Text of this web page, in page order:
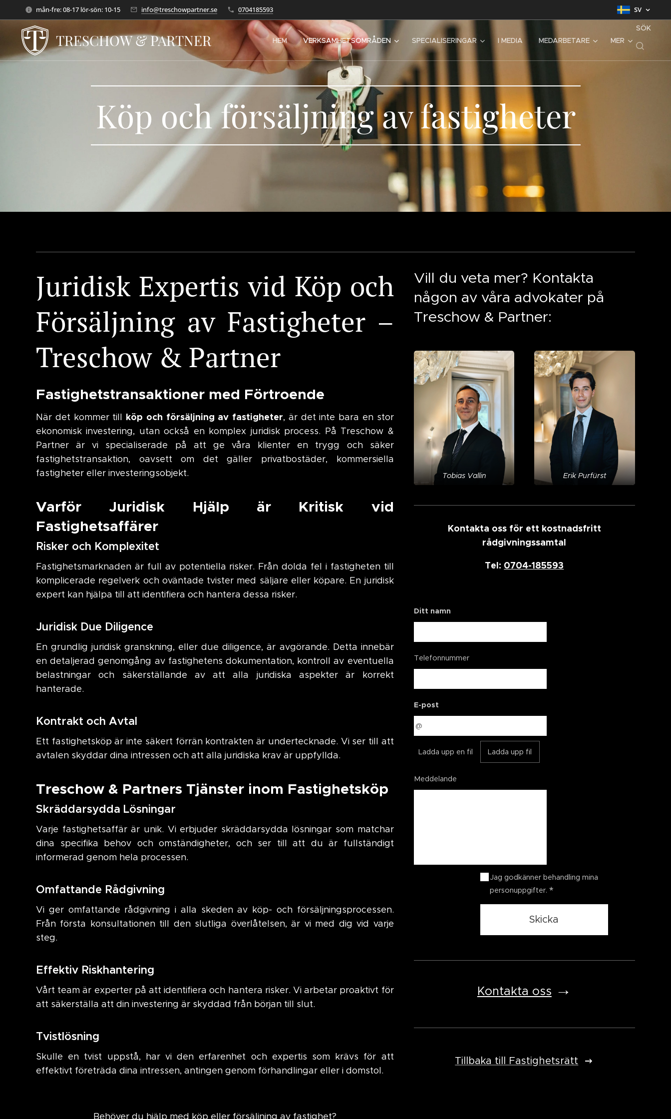
mån-fre: 08-17 lör-sön: 10-15 info@treschowpartner.se 0704185593 SV
TRESCHOW & PARTNER HEM VERKSAMHETSOMRÅDEN SPECIALISERINGAR I MEDIA MEDARBETARE MER
SÖK
Köp och försäljning av fastigheter
Juridisk Expertis vid Köp och
Försäljning av Fastigheter –
Treschow & Partner
Fastighetstransaktioner med Förtroende
När det kommer till köp och försäljning av fastigheter, är det inte bara en stor
ekonomisk investering, utan också en komplex juridisk process. På Treschow &
Partner är vi specialiserade på att ge våra klienter en trygg och säker
fastighetstransaktion, oavsett om det gäller privatbostäder, kommersiella
fastigheter eller investeringsobjekt.
Varför Juridisk Hjälp är Kritisk vid
Fastighetsaffärer
Risker och Komplexitet
Fastighetsmarknaden är full av potentiella risker. Från dolda fel i fastigheten till
komplicerade regelverk och oväntade tvister med säljare eller köpare. En juridisk
expert kan hjälpa till att identifiera och hantera dessa risker.
Juridisk Due Diligence
En grundlig juridisk granskning, eller due diligence, är avgörande. Detta innebär
en detaljerad genomgång av fastighetens dokumentation, kontroll av eventuella
belastningar och säkerställande av att alla juridiska aspekter är korrekt
hanterade.
Kontrakt och Avtal
Ett fastighetsköp är inte säkert förrän kontrakten är undertecknade. Vi ser till att
avtalen skyddar dina intressen och att alla juridiska krav är uppfyllda.
Treschow & Partners Tjänster inom Fastighetsköp
Skräddarsydda Lösningar
Varje fastighetsaffär är unik. Vi erbjuder skräddarsydda lösningar som matchar
dina specifika behov och omständigheter, och ser till att du är fullständigt
informerad genom hela processen.
Omfattande Rådgivning
Vi ger omfattande rådgivning i alla skeden av köp- och försäljningsprocessen.
Från första konsultationen till den slutliga överlåtelsen, är vi med dig vid varje
steg.
Effektiv Riskhantering
Vårt team är experter på att identifiera och hantera risker. Vi arbetar proaktivt för
att säkerställa att din investering är skyddad från början till slut.
Tvistlösning
Skulle en tvist uppstå, har vi den erfarenhet och expertis som krävs för att
effektivt företräda dina intressen, antingen genom förhandlingar eller i domstol.
Behöver du hjälp med köp eller försäljning av fastighet?
Vill du veta mer? Kontakta
någon av våra advokater på
Treschow & Partner:
Tobias Vallin Erik Purfürst
Kontakta oss för ett kostnadsfritt
rådgivningssamtal
Tel: 0704-185593
Ditt namn
Telefonnummer
E-post
Ladda upp en fil Ladda upp fil
Meddelande
Jag godkänner behandling mina
personuppgifter.
Skicka
Kontakta oss →
Tillbaka till Fastighetsrätt